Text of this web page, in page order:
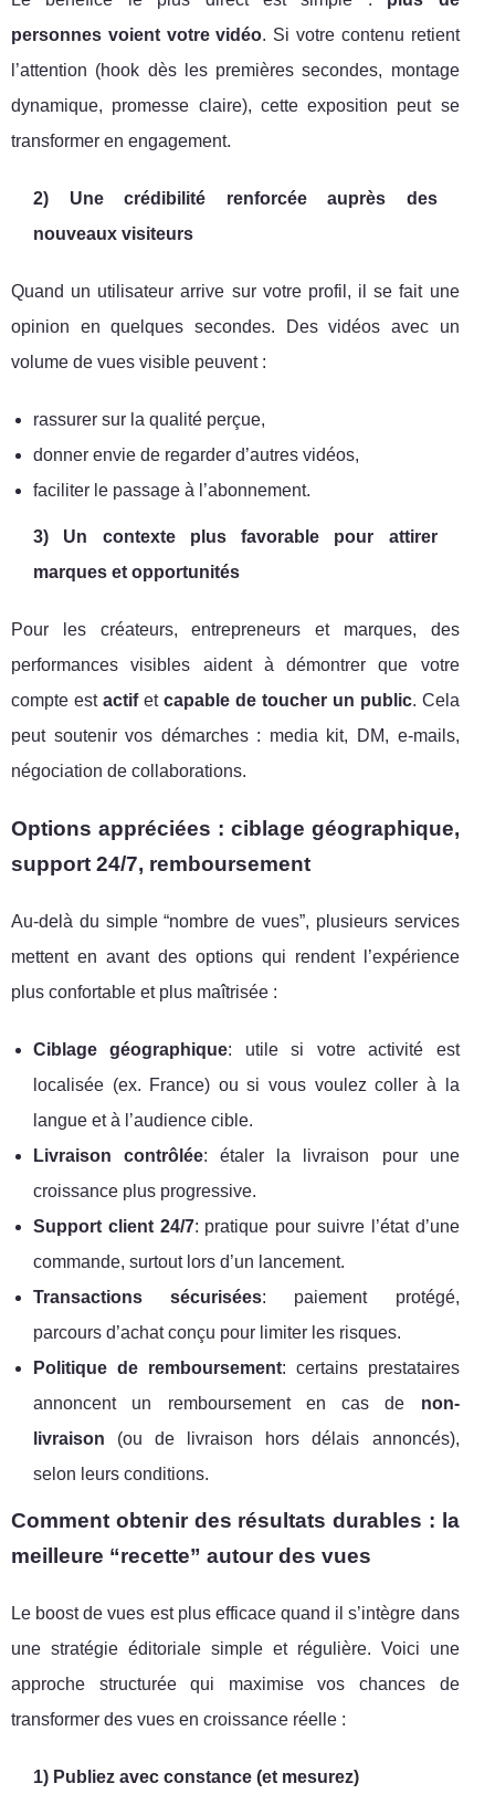
personnes voient votre vidéo. Si votre contenu retient
l’attention (hook dès les premières secondes, montage
dynamique, promesse claire), cette exposition peut se
transformer en engagement.
2) Une crédibilité renforcée auprès des
nouveaux visiteurs
Quand un utilisateur arrive sur votre profil, il se fait une
opinion en quelques secondes. Des vidéos avec un
volume de vues visible peuvent :
rassurer sur la qualité perçue,
donner envie de regarder d’autres vidéos,
faciliter le passage à l’abonnement.
3) Un contexte plus favorable pour attirer
marques et opportunités
Pour les créateurs, entrepreneurs et marques, des
performances visibles aident à démontrer que votre
compte est actifet capable de toucher un public. Cela
peut soutenir vos démarches : media kit, DM, e-mails,
négociation de collaborations.
Options appréciées : ciblage géographique,
support 24/7, remboursement
Au-delà du simple “nombre de vues”, plusieurs services
mettent en avant des options qui rendent l’expérience
plus confortable et plus maîtrisée :
Ciblage géographique: utile si votre activité est
localisée (ex. France) ou si vous voulez coller à la
langue et à l’audience cible.
Livraison contrôlée: étaler la livraison pour une
croissance plus progressive.
Support client 24/7: pratique pour suivre l’état d’une
commande, surtout lors d’un lancement.
Transactions sécurisées: paiement protégé,
parcours d’achat conçu pour limiter les risques.
Politique de remboursement: certains prestataires
annoncent un remboursement en cas de non-
livraison (ou de livraison hors délais annoncés),
selon leurs conditions.
Comment obtenir des résultats durables : la
meilleure “recette” autour des vues
Le boost de vues est plus efficace quand il s’intègre dans
une stratégie éditoriale simple et régulière. Voici une
approche structurée qui maximise vos chances de
transformer des vues en croissance réelle :
1) Publiez avec constance (et mesurez)